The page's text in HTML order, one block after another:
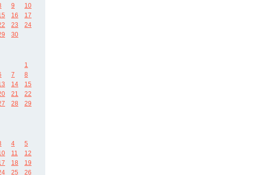
9
10
16
17
23
24
30
1
7
8
14
15
21
22
28
29
4
5
11
12
18
19
25
26